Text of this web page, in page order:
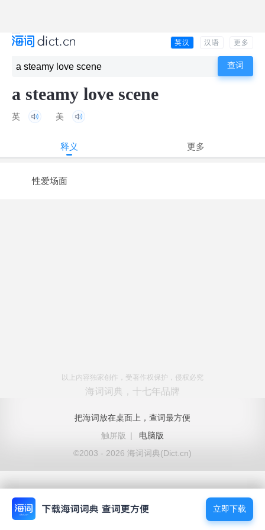
英汉 汉语 更多
a steamy love scene
英 美
释义 更多
性爱场面
以上内容独家创作，受著作权保护，侵权必究
海词词典，十七年品牌
把海词放在桌面上，查词最方便
触屏版
|
电脑版
©2003 - 2026 海词词典(Dict.cn)
立即下载
立即下载